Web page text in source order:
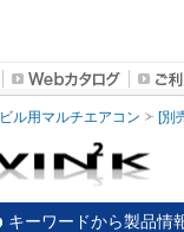
ビル用マルチエアコン [別
キーワードから製品情